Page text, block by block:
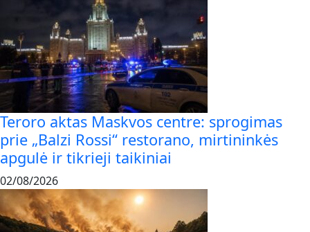
Teroro aktas Maskvos centre: sprogimas
prie „Balzi Rossi“ restorano, mirtininkės
apgulė ir tikrieji taikiniai
02/08/2026